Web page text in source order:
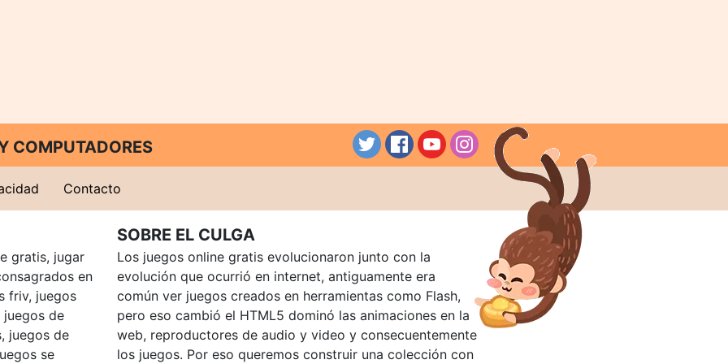
COMPUTADORES
Contacto
gratis, jugar
en
friv, juegos
juegos de
juegos de
se
SOBRE EL CULGA
Los juegos online gratis evolucionaron junto con la
evolución que ocurrió en internet, antiguamente era
común ver juegos creados en herramientas como Flash,
pero eso cambió el HTML5 dominó las animaciones en la
web, reproductores de audio y video y consecuentemente
los juegos. Por eso queremos construir una colección con